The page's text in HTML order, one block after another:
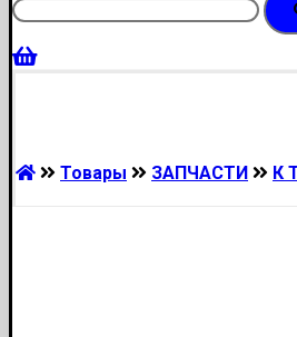
Товары ЗАПЧАСТИ К